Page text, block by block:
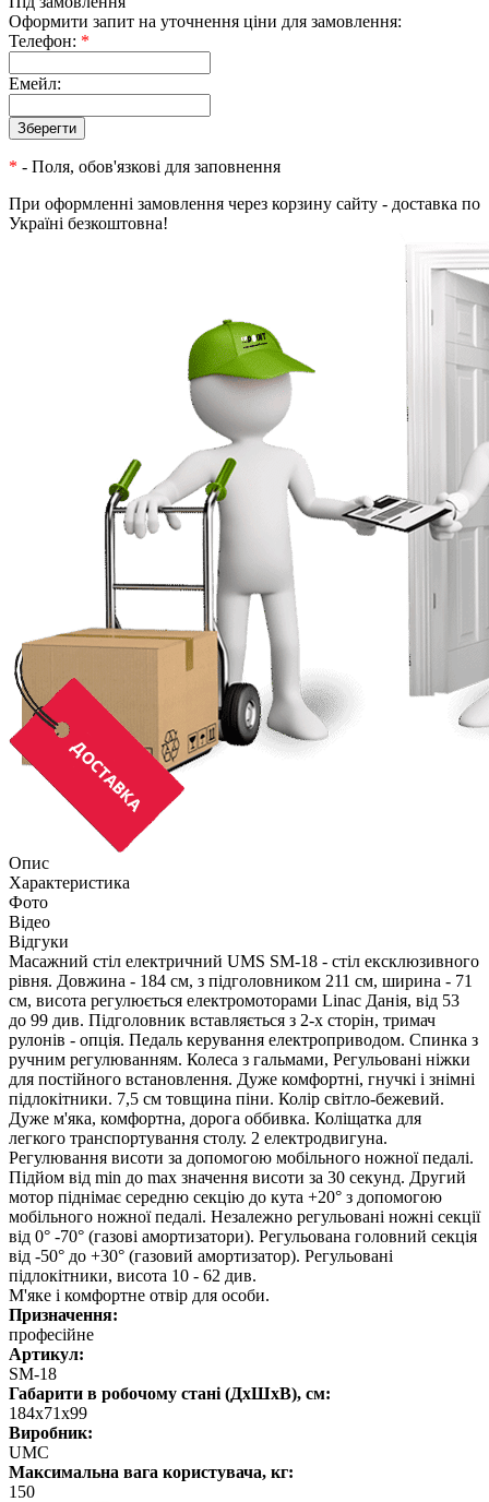
Оформити запит на уточнення ціни для замовлення:
Телефон: *
Емейл:
* - Поля, обов'язкові для заповнення
При оформленні замовлення через корзину сайту - доставка по
Україні безкоштовна!
Опис
Характеристика
Фото
Відео
Відгуки
Масажний стіл електричний UMS SM-18 - стіл ексклюзивного
рівня. Довжина - 184 см, з підголовником 211 см, ширина - 71
см, висота регулюється електромоторами Linac Данія, від 53
до 99 див. Підголовник вставляється з 2-х сторін, тримач
рулонів - опція. Педаль керування електроприводом. Спинка з
ручним регулюванням. Колеса з гальмами, Регульовані ніжки
для постійного встановлення. Дуже комфортні, гнучкі і знімні
підлокітники. 7,5 см товщина піни. Колір світло-бежевий.
Дуже м'яка, комфортна, дорога оббивка. Коліщатка для
легкого транспортування столу. 2 електродвигуна.
Регулювання висоти за допомогою мобільного ножної педалі.
Підйом від min до max значення висоти за 30 секунд. Другий
мотор піднімає середню секцію до кута +20° з допомогою
мобільного ножної педалі. Незалежно регульовані ножні секції
від 0° -70° (газові амортизатори). Регульована головний секція
від -50° до +30° (газовий амортизатор). Регульовані
підлокітники, висота 10 - 62 див.
М'яке і комфортне отвір для особи.
Призначення:
професійне
Артикул:
SM-18
Габарити в робочому стані (ДхШхВ), см:
184x71x99
Виробник:
UMC
Максимальна вага користувача, кг:
150